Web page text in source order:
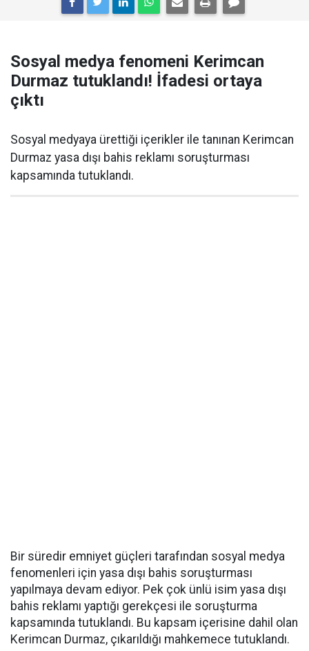
Sosyal medya fenomeni Kerimcan
Durmaz tutuklandı! İfadesi ortaya
çıktı
Sosyal medyaya ürettiği içerikler ile tanınan Kerimcan
Durmaz yasa dışı bahis reklamı soruşturması
kapsamında tutuklandı.
Bir süredir emniyet güçleri tarafından sosyal medya
fenomenleri için yasa dışı bahis soruşturması
yapılmaya devam ediyor. Pek çok ünlü isim yasa dışı
bahis reklamı yaptığı gerekçesi ile soruşturma
kapsamında tutuklandı. Bu kapsam içerisine dahil olan
Kerimcan Durmaz, çıkarıldığı mahkemece tutuklandı.